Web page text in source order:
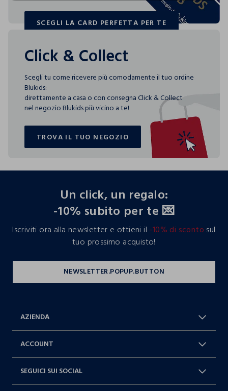
3 specifici indici consentono di scoprire, per ogni capo,
SCEGLI LA CARD PERFETTA PER TE
SCEGLI LA CARD PERFETTA PER TE
Click & Collect
Scegli tu come ricevere più comodamente il tuo ordine
Blukids:
direttamente a casa o con consegna Click & Collect
nel negozio Blukids più vicino a te!
TROVA IL TUO NEGOZIO
TROVA IL TUO NEGOZIO
Un click, un regalo:
-10% subito per te 💌
Iscriviti ora alla newsletter e ottieni il -10% di sconto sul
tuo prossimo acquisto!
AZIENDA
Dichiarazione accessibilità
ACCOUNT
SEGUICI SUI SOCIAL